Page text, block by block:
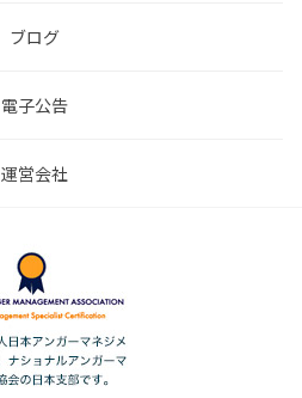
ブログ
電子公告
運営会社